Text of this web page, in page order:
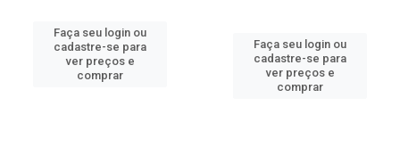
Faça seu login ou
cadastre-se para
ver preços e
comprar
Faça seu login ou
cadastre-se para
ver preços e
comprar